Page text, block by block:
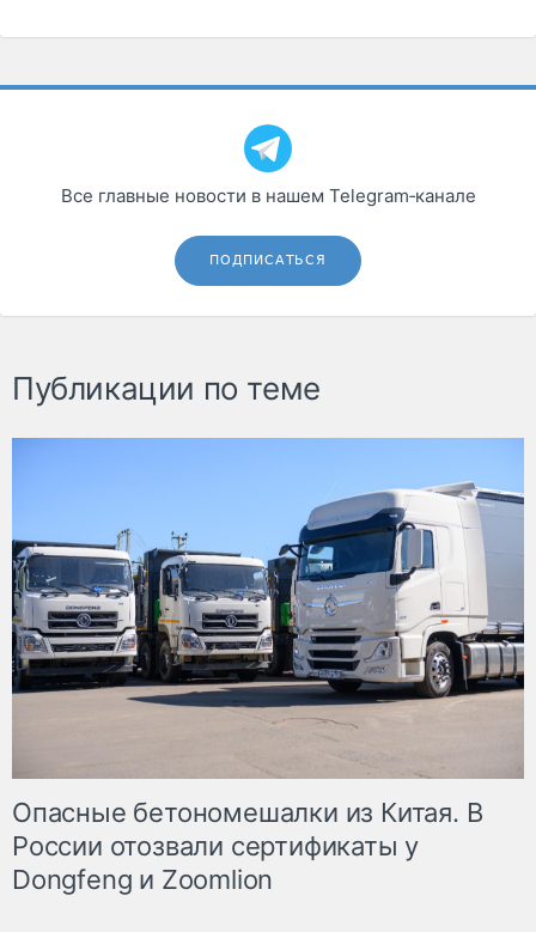
Все главные новости в нашем Telegram‑канале
ПОДПИСАТЬСЯ
Публикации по теме
Опасные бетономешалки из Китая. В
России отозвали сертификаты у
Dongfeng и Zoomlion